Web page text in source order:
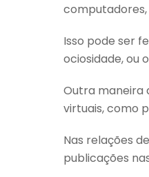
Isso pode ser
ociosidade, ou
Outra maneira
virtuais, como
Nas relações
publicações